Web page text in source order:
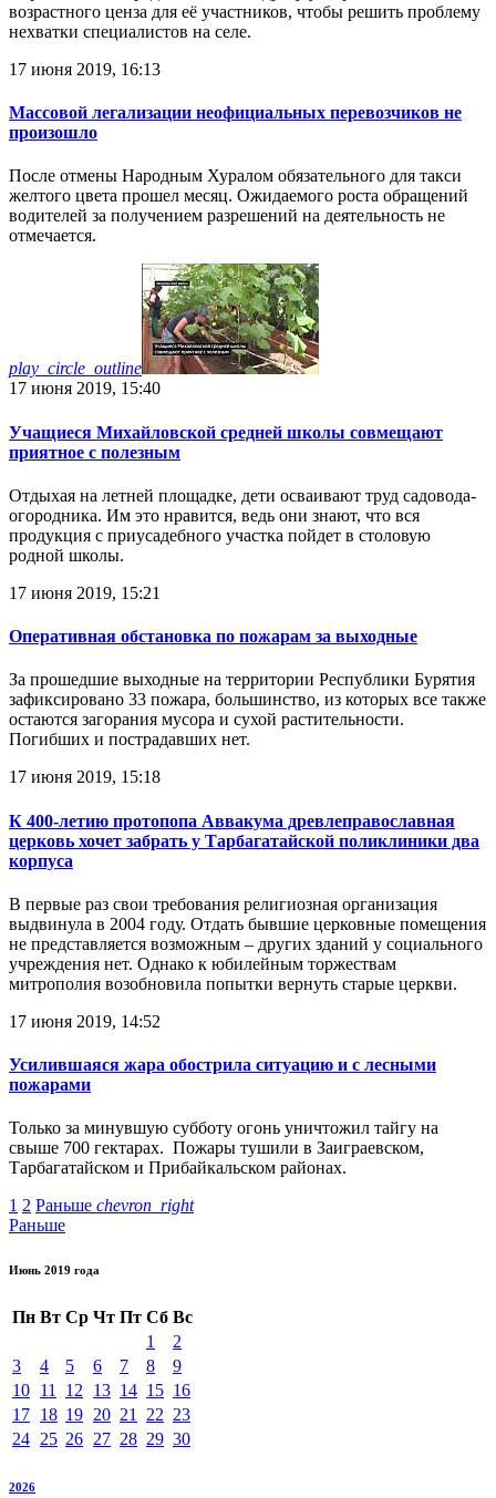
возрастного ценза для её участников, чтобы решить проблему
нехватки специалистов на селе.
17 июня 2019, 16:13
Массовой легализации неофициальных перевозчиков не
произошло
После отмены Народным Хуралом обязательного для такси
желтого цвета прошел месяц. Ожидаемого роста обращений
водителей за получением разрешений на деятельность не
отмечается.
play_circle_outline
17 июня 2019, 15:40
Учащиеся Михайловской средней школы совмещают
приятное с полезным
Отдыхая на летней площадке, дети осваивают труд садовода-
огородника. Им это нравится, ведь они знают, что вся
продукция с приусадебного участка пойдет в столовую
родной школы.
17 июня 2019, 15:21
Оперативная обстановка по пожарам за выходные
За прошедшие выходные на территории Республики Бурятия
зафиксировано 33 пожара, большинство, из которых все также
остаются загорания мусора и сухой растительности.
Погибших и пострадавших нет.
17 июня 2019, 15:18
К 400-летию протопопа Аввакума древлеправославная
церковь хочет забрать у Тарбагатайской поликлиники два
корпуса
В первые раз свои требования религиозная организация
выдвинула в 2004 году. Отдать бывшие церковные помещения
не представляется возможным – других зданий у социального
учреждения нет. Однако к юбилейным торжествам
митрополия возобновила попытки вернуть старые церкви.
17 июня 2019, 14:52
Усилившаяся жара обострила ситуацию и с лесными
пожарами
Только за минувшую субботу огонь уничтожил тайгу на
свыше 700 гектарах. Пожары тушили в Заиграевском,
Тарбагатайском и Прибайкальском районах.
1 2 Раньше chevron_right
Раньше
Июнь 2019 года
Пн Вт Ср Чт Пт Сб Вс
1
2
3
4 5 6 7 8
9
10 11 12 13 14 15 16
17 18 19 20 21 22 23
24 25 26 27 28 29 30
2026